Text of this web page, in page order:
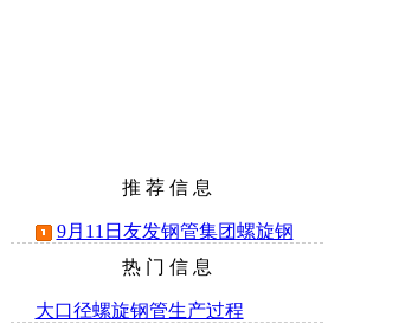
推 荐 信 息
9月11日友发钢管集团螺旋钢
热 门 信 息
大口径螺旋钢管生产过程